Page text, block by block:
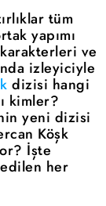
tüm
yapımı
ve
izleyiciyle
dizisi hangi
kimler?
yeni dizisi
Köşk
İşte
her